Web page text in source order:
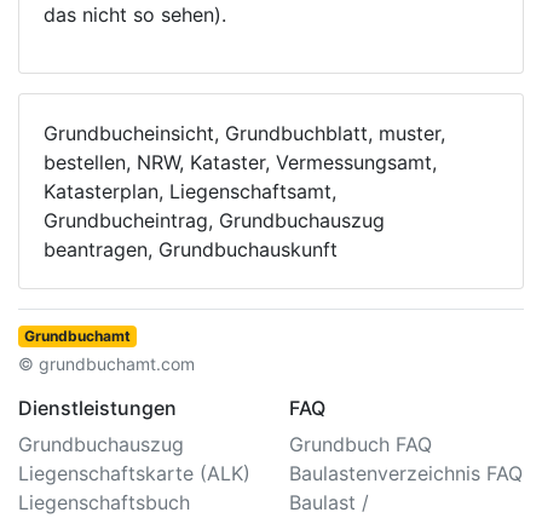
das nicht so sehen).
Grundbucheinsicht, Grundbuchblatt, muster,
bestellen, NRW, Kataster, Vermessungsamt,
Katasterplan, Liegenschaftsamt,
Grundbucheintrag, Grundbuchauszug
beantragen, Grundbuchauskunft
Grundbuchamt
© grundbuchamt.com
Dienstleistungen
Grundbuchauszug
Liegenschaftskarte (ALK)
Liegenschaftsbuch
FAQ
Grundbuch FAQ
Baulastenverzeichnis FAQ
Baulast /